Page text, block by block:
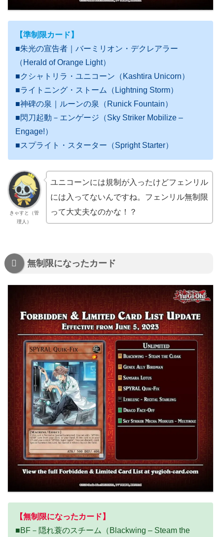
【準制限カード】
■朱光の宣告者｜バーミリオン・デクレアラー
（Herald of Orange Light）
■クシャトリラ・ユニコーン（Kashtira Unicorn）
■ライトニング・ストーム（Lightning Storm）
■神碑の泉｜ルーンの泉（Runick Fountain）
■閃刀起動－エンゲージ（Sky Striker Mobilize –
Engage!）
■スプライト・スターター（Spright Starter）
きゃすと（管
理人）
ユニコーンには規制が入ったけどフェンリル
には入ってないんですね。フェンリル無制限
って大丈夫なのかな！？
無制限になったカード
【無制限になったカード】
■BF－隠れ蓑のスチーム（Blackwing – Steam the